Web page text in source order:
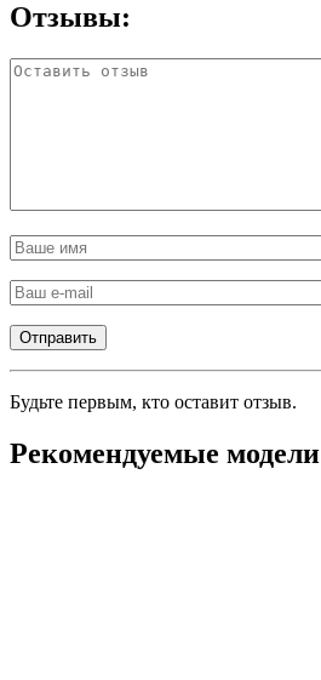
Отзывы:
Будьте первым, кто оставит отзыв.
Рекомендуемые модели